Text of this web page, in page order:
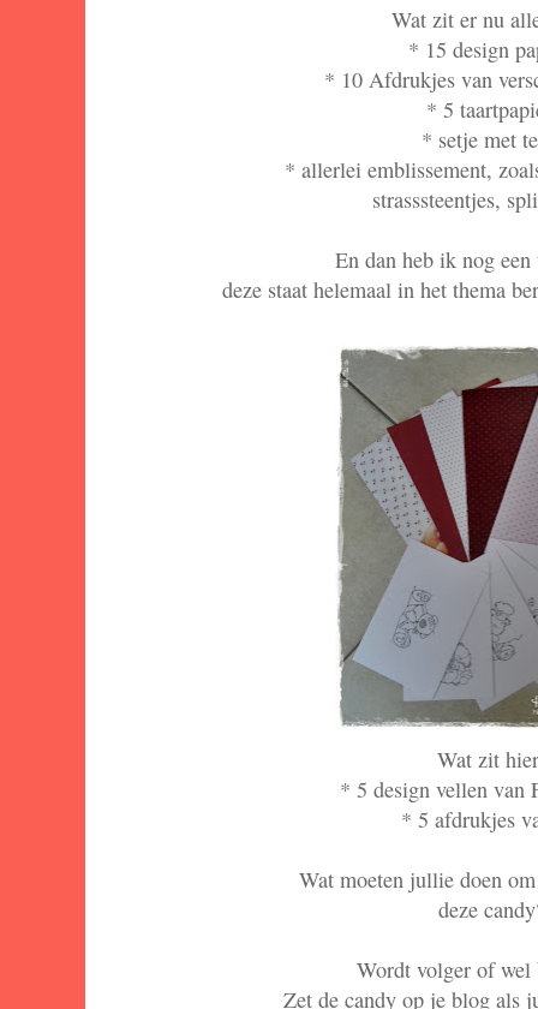
Wat zit er nu
* 15 design
* 10 Afdrukjes van
* 5
* setje met
* allerlei emblissement,
strasssteentjes,
En dan heb ik nog
deze staat helemaal in het thema
Wat zit
* 5 design vellen van
* 5 afdrukjes
Wat moeten jullie doen
deze
Wordt volger of wel
Zet de candy op je blog als